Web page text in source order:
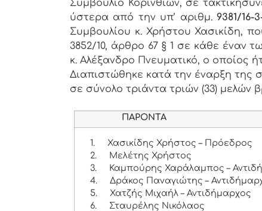
Συμβούλιο Κορινθίων, σε
ύστερα από την υπ’ αριθμ. 9381/16-
Συμβουλίου κ. Χρήστου Χασικίδη,
3852/10, άρθρο 67 § 1 σε κάθε έναν
κ. Αλέξανδρο Πνευματικό, ο οποίος
Διαπιστώθηκε κατά την έναρξη της
σε σύνολο τριάντα τριών (33) μελών
ΠΑΡΟΝΤΑ
1.
Χασικίδης Χρήστος – Πρόεδρος
2.
Μελέτης Χρήστος
3.
Καμπούρης Χαράλαμπος –
4.
Δράκος Παναγιώτης –
5.
Χατζής Μιχαήλ – Αντιδήμαρχος
6.
Σταυρέλης Νικόλαος